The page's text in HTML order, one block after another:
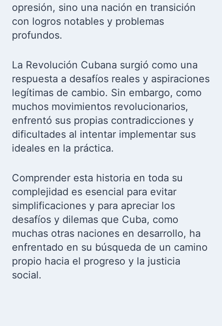
opresión, sino una nación en transición
con logros notables y problemas
profundos.
La Revolución Cubana surgió como una
respuesta a desafíos reales y aspiraciones
legítimas de cambio. Sin embargo, como
muchos movimientos revolucionarios,
enfrentó sus propias contradicciones y
dificultades al intentar implementar sus
ideales en la práctica.
Comprender esta historia en toda su
complejidad es esencial para evitar
simplificaciones y para apreciar los
desafíos y dilemas que Cuba, como
muchas otras naciones en desarrollo, ha
enfrentado en su búsqueda de un camino
propio hacia el progreso y la justicia
social.